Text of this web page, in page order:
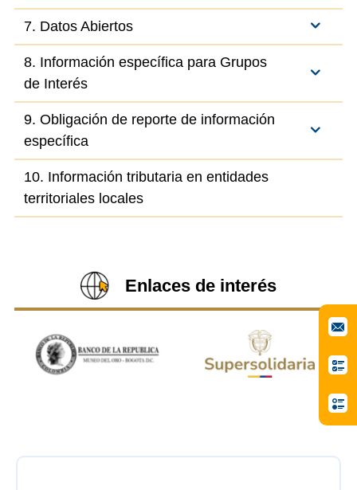
7. Datos Abiertos
8. Información específica para Grupos
de Interés
9. Obligación de reporte de información
específica
10. Información tributaria en entidades
territoriales locales
Enlaces de interés